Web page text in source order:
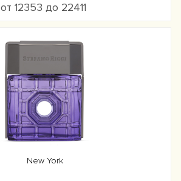
от 12353 до 22411
New York